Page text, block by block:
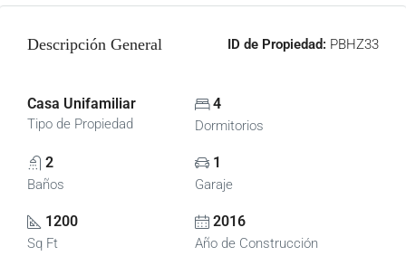
Descripción General ID de Propiedad: PBHZ33
Casa Unifamiliar
Tipo de Propiedad
4
Dormitorios
2
Baños
1
Garaje
1200
Sq Ft
2016
Año de Construcción